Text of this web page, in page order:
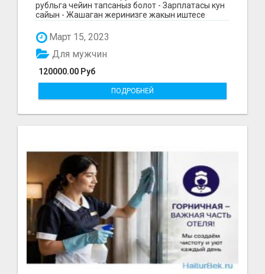
рубльга чейин тапсаныз болот - Зарплатасы кун
сайын - Жашаган жеринизге жакын иштесе
Март 15, 2023
120000.00 Руб
Для мужчин
ПОДРОБНЕЙ